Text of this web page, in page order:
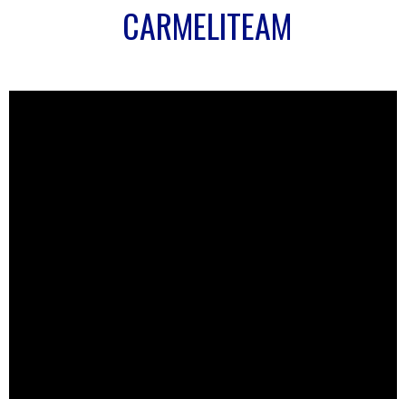
CARMELITEAM